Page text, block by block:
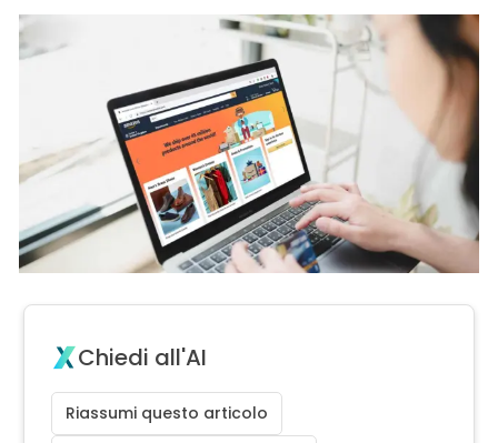
Chiedi all'AI
Riassumi questo articolo